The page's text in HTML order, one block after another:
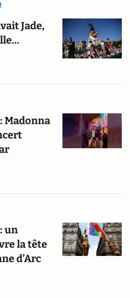
Jade,
Madonna
un
la tête
d’Arc